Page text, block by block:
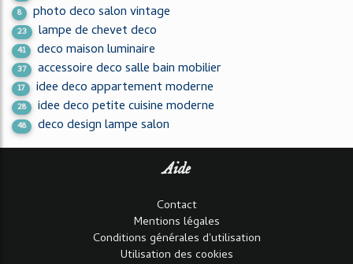
8 photo deco salon vintage
23 lampe de chevet deco
41 deco maison luminaire
37 accessoire deco salle bain mobilier
17 idee deco appartement moderne
28 idee deco petite cuisine moderne
48 deco design lampe salon
Aide
Contact
Mentions légales
Conditions générales d'utilisation
Utilisation des cookies